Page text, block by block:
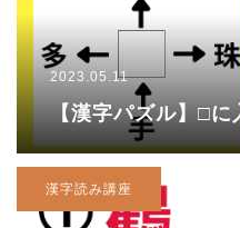
2023.05.11
【漢字パズル】□
漢字読み講座